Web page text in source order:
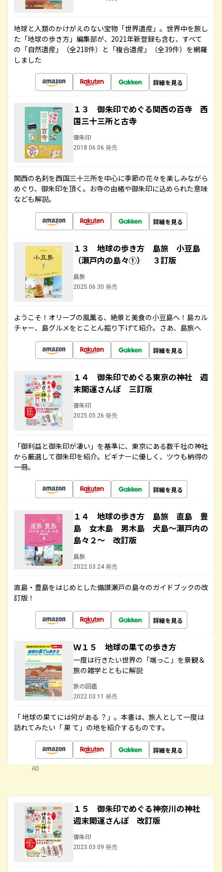
地球と人類のかけがえのない宝物「世界遺産」。世界中を旅し
た「地球の歩き方」編集部が、2021年新登録も含む、すべて
の「自然遺産」（全218件）と「複合遺産」（全39件）を網羅
しました
詳細を見る
１３ 御朱印でめぐる関西の百寺 西
国三十三所と古寺
御朱印
2018.06.06 発売
関西の名刹を西国三十三所を中心に季節の花々を楽しみながら
めぐり、御朱印を頂く。お寺の由緒や御朱印に込められた意味
なども解説。
詳細を見る
１３ 地球の歩き方 島旅 小豆島
（瀬戸内の島々①） ３訂版
島旅
2025.06.30 発売
ようこそ！オリーブの風薫る、絶景と美食の小豆島へ！島カル
チャー、島グルメをとことん掘り下げて紹介。さあ、島旅へ
詳細を見る
１４ 御朱印でめぐる東京の神社 週
末開運さんぽ 三訂版
御朱印
2025.05.26 発売
「御利益と御朱印が凄い」を基準に、東京にある数千社の神社
から厳選して御朱印を紹介。ビギナーに優しく、ツウも納得の
一冊。
詳細を見る
１４ 地球の歩き方 島旅 直島 豊
島 女木島 男木島 犬島～瀬戸内の
島々２～ 改訂版
島旅
2022.03.24 発売
直島・豊島をはじめとした備讃瀬戸の島々のガイドブックの改
訂版！
詳細を見る
Ｗ１５ 地球の果ての歩き方
一度は行きたい世界の「端っこ」を景観＆
旅の雑学とともに解説
旅の図鑑
2022.03.11 発売
「 地球の果てには何がある ？」。本書は、旅人として一度は
訪れてみたい「 果 て」の地を紹介するものです。
詳細を見る
AD
１５ 御朱印でめぐる神奈川の神社
週末開運さんぽ 改訂版
御朱印
2023.03.09 発売